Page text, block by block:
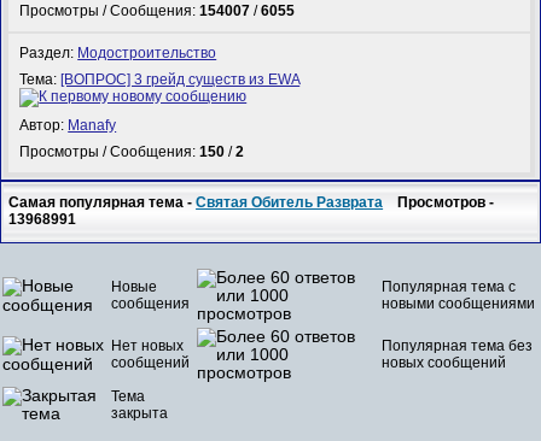
Просмотры / Сообщения:154007 /6055
Раздел: Модостроительство
Тема: [ВОПРОС] 3 грейд существ из EWA
Автор: Manafy
Просмотры / Сообщения:150 /2
Самая популярная тема -Святая Обитель Разврата Просмотров -
13968991
Новые
сообщения
Популярная тема с
новыми сообщениями
Нет новых
сообщений
Популярная тема без
новых сообщений
Тема
закрыта